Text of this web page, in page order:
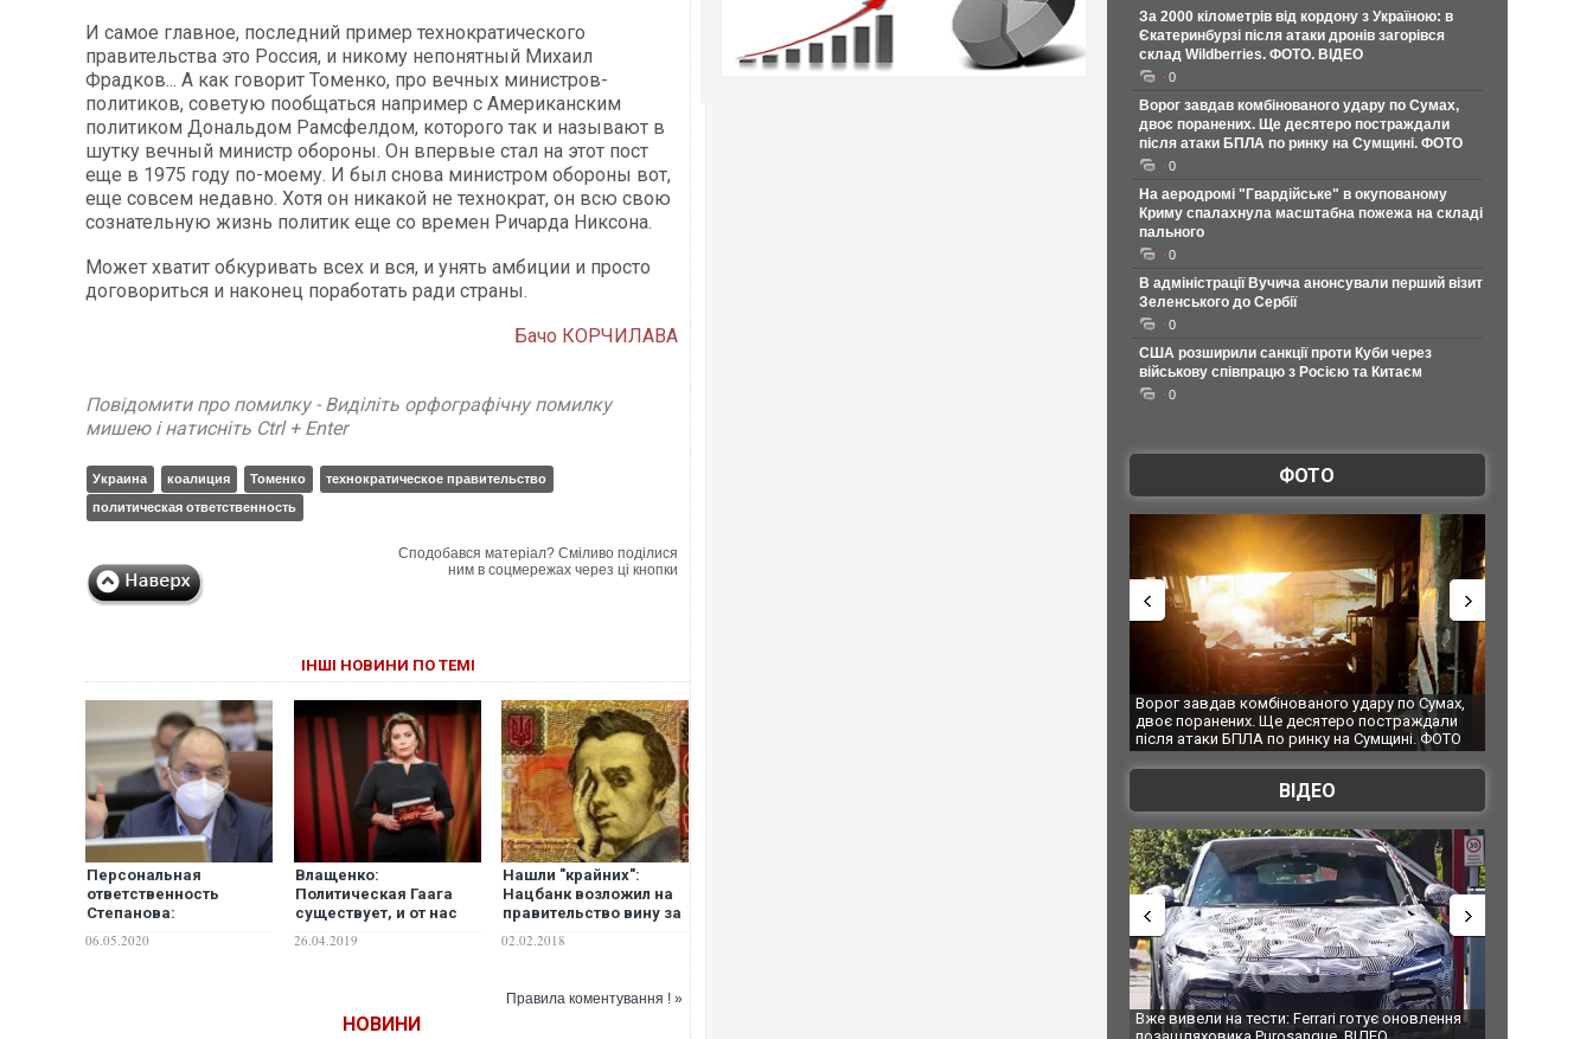
И самое главное, последний пример технократического
правительства это Россия, и никому непонятный Михаил
Фрадков... А как говорит Томенко, про вечных министров-
политиков, советую пообщаться например с Американским
политиком Дональдом Рамсфелдом, которого так и называют в
шутку вечный министр обороны. Он впервые стал на этот пост
еще в 1975 году по-моему. И был снова министром обороны вот,
еще совсем недавно. Хотя он никакой не технократ, он всю свою
сознательную жизнь политик еще со времен Ричарда Никсона.
Может хватит обкуривать всех и вся, и унять амбиции и просто
договориться и наконец поработать ради страны.
Бачо КОРЧИЛАВА
Повідомити про помилку - Виділіть орфографічну помилку
мишею і натисніть Ctrl + Enter
Украина коалиция Томенко
технократическое правительство
политическая ответственность
Сподобався матеріал? Сміливо поділися
ним в соцмережах через ці кнопки
ІНШІ НОВИНИ ПО ТЕМІ
Персональная
ответственность
Степанова:
выполняет свои
06.05.2020
Влащенко:
Политическая Гаага
существует, и от нас
мы ее организовать
26.04.2019
Нашли "крайних":
Нацбанк возложил на
правительство вину за
02.02.2018
Правила коментування ! »
НОВИНИ
За 2000 кілометрів від кордону з Україною: в
Єкатеринбурзі після атаки дронів загорівся
склад Wildberries. ФОТО. ВІДЕО
0
Ворог завдав комбінованого удару по Сумах,
двоє поранених. Ще десятеро постраждали
після атаки БПЛА по ринку на Сумщині. ФОТО
0
На аеродромі "Гвардійське" в окупованому
Криму спалахнула масштабна пожежа на складі
пального
0
В адміністрації Вучича анонсували перший візит
Зеленського до Сербії
0
США розширили санкції проти Куби через
військову співпрацю з Росією та Китаєм
0
ФОТО
Ворог завдав комбінованого удару по Сумах,
двоє поранених. Ще десятеро постраждали
після атаки БПЛА по ринку на Сумщині. ФОТО
За 2000 кілометрів від кордону з Україною: в
Єкатеринбурзі після атаки дронів загорівся
склад Wildberries. ФОТО. ВІДЕО
ВІДЕО
Вже вивели на тести: Ferrari готує оновлення
Вийшов трейлер нової екранізації легендарного